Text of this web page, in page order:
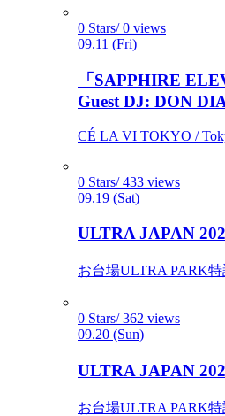
0 Stars/ 0 views
09.11 (Fri)
「SAPPHIRE
Guest DJ: DON
CÉ LA VI TOKYO /
0 Stars/ 433 views
09.19 (Sat)
ULTRA JAPAN
お台場ULTRA PARK特
0 Stars/ 362 views
09.20 (Sun)
ULTRA JAPAN
お台場ULTRA PARK特